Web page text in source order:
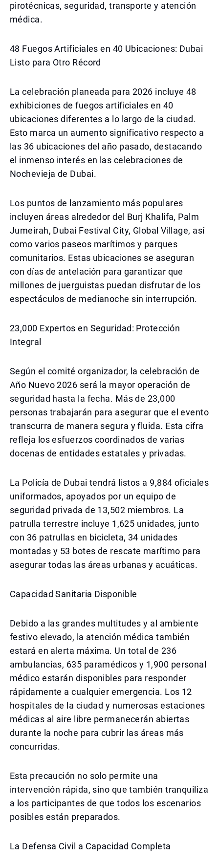
pirotécnicas, seguridad, transporte y atención
médica.
48 Fuegos Artificiales en 40 Ubicaciones: Dubai
Listo para Otro Récord
La celebración planeada para 2026 incluye 48
exhibiciones de fuegos artificiales en 40
ubicaciones diferentes a lo largo de la ciudad.
Esto marca un aumento significativo respecto a
las 36 ubicaciones del año pasado, destacando
el inmenso interés en las celebraciones de
Nochevieja de Dubai.
Los puntos de lanzamiento más populares
incluyen áreas alrededor del Burj Khalifa, Palm
Jumeirah, Dubai Festival City, Global Village, así
como varios paseos marítimos y parques
comunitarios. Estas ubicaciones se aseguran
con días de antelación para garantizar que
millones de juerguistas puedan disfrutar de los
espectáculos de medianoche sin interrupción.
23,000 Expertos en Seguridad: Protección
Integral
Según el comité organizador, la celebración de
Año Nuevo 2026 será la mayor operación de
seguridad hasta la fecha. Más de 23,000
personas trabajarán para asegurar que el evento
transcurra de manera segura y fluida. Esta cifra
refleja los esfuerzos coordinados de varias
docenas de entidades estatales y privadas.
La Policía de Dubai tendrá listos a 9,884 oficiales
uniformados, apoyados por un equipo de
seguridad privada de 13,502 miembros. La
patrulla terrestre incluye 1,625 unidades, junto
con 36 patrullas en bicicleta, 34 unidades
montadas y 53 botes de rescate marítimo para
asegurar todas las áreas urbanas y acuáticas.
Capacidad Sanitaria Disponible
Debido a las grandes multitudes y al ambiente
festivo elevado, la atención médica también
estará en alerta máxima. Un total de 236
ambulancias, 635 paramédicos y 1,900 personal
médico estarán disponibles para responder
rápidamente a cualquier emergencia. Los 12
hospitales de la ciudad y numerosas estaciones
médicas al aire libre permanecerán abiertas
durante la noche para cubrir las áreas más
concurridas.
Esta precaución no solo permite una
intervención rápida, sino que también tranquiliza
a los participantes de que todos los escenarios
posibles están preparados.
La Defensa Civil a Capacidad Completa